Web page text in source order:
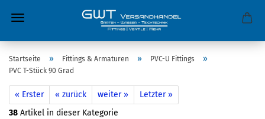
Startseite » Fittings & Armaturen » PVC-U Fittings »
PVC T-Stück 90 Grad
« Erster « zurück weiter »
Letzter »
38 Artikel in dieser Kategorie